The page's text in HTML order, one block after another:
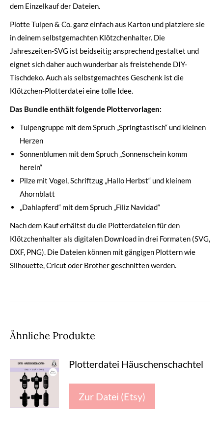
dem Einzelkauf der Dateien.
Plotte Tulpen & Co. ganz einfach aus Karton und platziere sie
in deinem selbstgemachten Klötzchenhalter. Die
Jahreszeiten-SVG ist beidseitig ansprechend gestaltet und
eignet sich daher auch wunderbar als freistehende DIY-
Tischdeko. Auch als selbstgemachtes Geschenk ist die
Klötzchen-Plotterdatei eine tolle Idee.
Das Bundle enthält folgende Plottervorlagen:
Tulpengruppe mit dem Spruch „Springtastisch“ und kleinen
Herzen
Sonnenblumen mit dem Spruch „Sonnenschein komm
herein“
Pilze mit Vogel, Schriftzug „Hallo Herbst“ und kleinem
Ahornblatt
„Dahlapferd“ mit dem Spruch „Filiz Navidad“
Nach dem Kauf erhältst du die Plotterdateien für den
Klötzchenhalter als digitalen Download in drei Formaten (SVG,
DXF, PNG). Die Dateien können mit gängigen Plottern wie
Silhouette, Cricut oder Brother geschnitten werden.
Ähnliche Produkte
Plotterdatei Häuschenschachtel
Zur Datei (Etsy)